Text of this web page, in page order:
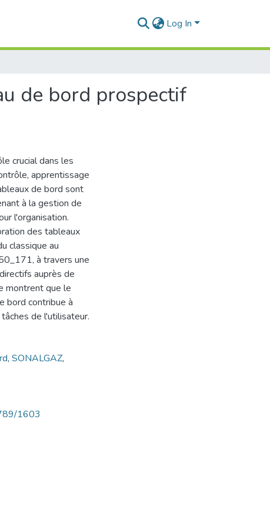
Log In
de bord prospectif
crucial dans les
apprentissage
de bord sont
à la gestion de
l'organisation.
des tableaux
classique au
à travers une
auprès de
montrent que le
bord contribue à
de l'utilisateur.
, SONALGAZ,
1603